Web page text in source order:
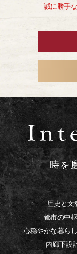
誠に勝手
時を
歴史と文
都市の中
心穏やかな暮ら
内廊下設